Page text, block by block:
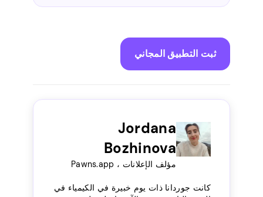
ثبت التطبيق المجاني
Jordana
Bozhinova
مؤلف الإعلانات ، Pawns.app
كانت جوردانا ذات يوم خبيرة في الكيمياء في